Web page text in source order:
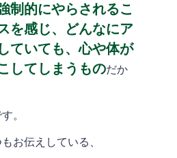
制的にやらされるこ
を感じ、どんなにア
ていても、心や体が
してしまうものだか
。
お伝えしている、